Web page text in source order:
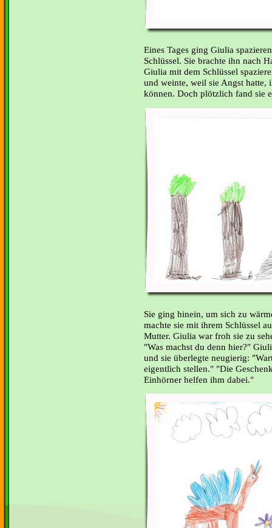
Eines Tages ging Giulia
Schlüssel. Sie brachte ihn nach
Giulia mit dem Schlüssel
und weinte, weil sie Angst hatte,
können. Doch plötzlich fand sie
Sie ging hinein, um sich zu
machte sie mit ihrem Schlüssel
Mutter. Giulia war froh sie zu
"Was machst du denn hier?"
und sie überlegte neugierig:
eigentlich stellen." "Die
Einhörner helfen ihm dabei."